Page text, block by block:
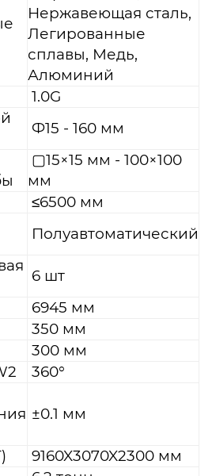
Нержавеющая сталь,
Легированные
сплавы, Медь,
Алюминий
1.0G
Ф15 - 160 мм
▢15×15 мм - 100×100
мм
≤6500 мм
Полуавтоматический
6 шт
6945 мм
350 мм
300 мм
360°
±0.1 мм
9160X3070X2300 мм